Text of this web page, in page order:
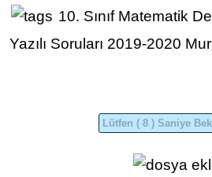
10. Sınıf Matematik
Yazılı Soruları 2019-2020